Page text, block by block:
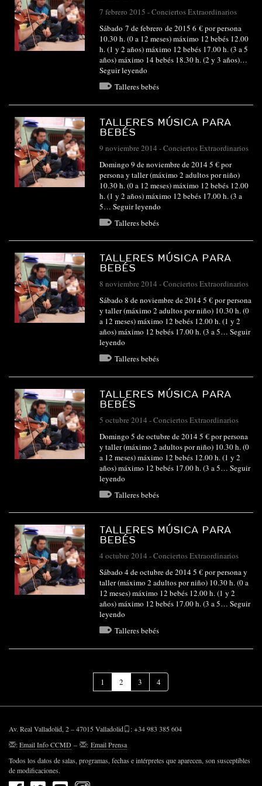
7 febrero 2015 -Conciertos Extraordinarios
Sábado 7 de febrero de 2015 6 € por persona
10.30 h. (0 a 12 meses) máximo 12 bebés 12.00
h. (1 y 2 años) máximo 12 bebés 17.00 h. (3 a 5
años) máximo 14 bebés 18.30 h. (2 y 3 años)…
Seguir leyendo
Talleres bebés
TALLERES MÚSICA PARA
BEBÉS
9 noviembre 2014 -Conciertos Extraordinarios
Domingo 9 de noviembre de 2014 5 € por
persona y taller (máximo 2 adultos por niño)
10.30 h. (0 a 12 meses) máximo 12 bebés 12.00
h. (1 y 2 años) máximo 12 bebés 17.00 h. (3 a
5… Seguir leyendo
Talleres bebés
TALLERES MÚSICA PARA
BEBÉS
8 noviembre 2014 -Conciertos Extraordinarios
Sábado 8 de noviembre de 2014 5 € por persona
y taller (máximo 2 adultos por niño) 10.30 h. (0
a 12 meses) máximo 12 bebés 12.00 h. (1 y 2
años) máximo 12 bebés 17.00 h. (3 a 5… Seguir
leyendo
Talleres bebés
TALLERES MÚSICA PARA
BEBÉS
5 octubre 2014 -Conciertos Extraordinarios
Domingo 5 de octubre de 2014 5 € por persona
y taller (máximo 2 adultos por niño) 10.30 h. (0
a 12 meses) máximo 12 bebés 12.00 h. (1 y 2
años) máximo 12 bebés 17.00 h. (3 a 5… Seguir
leyendo
Talleres bebés
TALLERES MÚSICA PARA
BEBÉS
4 octubre 2014 -Conciertos Extraordinarios
Sábado 4 de octubre de 2014 5 € por persona y
taller (máximo 2 adultos por niño) 10.30 h. (0 a
12 meses) máximo 12 bebés 12.00 h. (1 y 2
años) máximo 12 bebés 17.00 h. (3 a 5… Seguir
leyendo
Talleres bebés
1 2 (Página
actual)
3 4
Av. Real Valladolid, 2 – 47015 Valladolid
: +34 983 385 604
:Email Info CCMD – : Email Prensa
Todos los datos de salas, programas, fechas e intérpretes que aparecen, son susceptibles
de modificaciones.